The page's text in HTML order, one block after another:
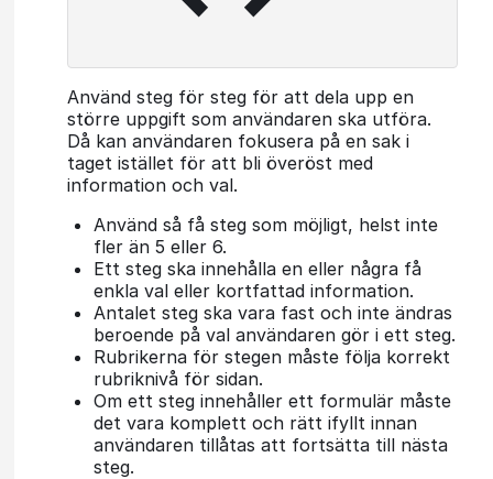
Använd steg för steg för att dela upp en
större uppgift som användaren ska utföra.
Då kan användaren fokusera på en sak i
taget istället för att bli överöst med
information och val.
Använd så få steg som möjligt, helst inte
fler än 5 eller 6.
Ett steg ska innehålla en eller några få
enkla val eller kortfattad information.
Antalet steg ska vara fast och inte ändras
beroende på val användaren gör i ett steg.
Rubrikerna för stegen måste följa korrekt
rubriknivå för sidan.
Om ett steg innehåller ett formulär måste
det vara komplett och rätt ifyllt innan
användaren tillåtas att fortsätta till nästa
steg.